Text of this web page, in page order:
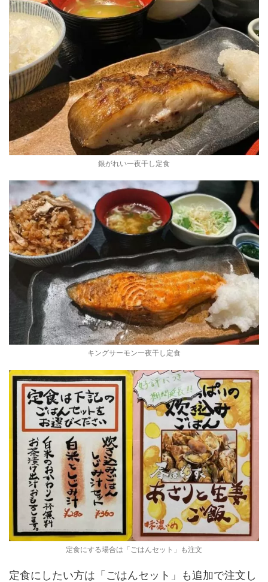
銀がれい一夜干し定食
キングサーモン一夜干し定食
定食にする場合は「ごはんセット」も注文
定食にしたい方は「ごはんセット」も追加で注文し